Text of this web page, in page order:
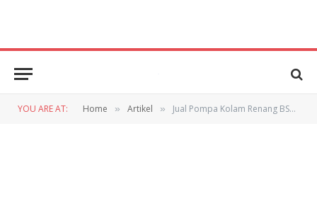
YOU ARE AT: Home » Artikel » Jual Pompa Kolam Renang BSD Bergaransi